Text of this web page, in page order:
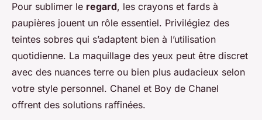
Pour sublimer le regard, les crayons et fards à
paupières jouent un rôle essentiel. Privilégiez des
teintes sobres qui s’adaptent bien à l’utilisation
quotidienne. La maquillage des yeux peut être discret
avec des nuances terre ou bien plus audacieux selon
votre style personnel. Chanel et Boy de Chanel
offrent des solutions raffinées.